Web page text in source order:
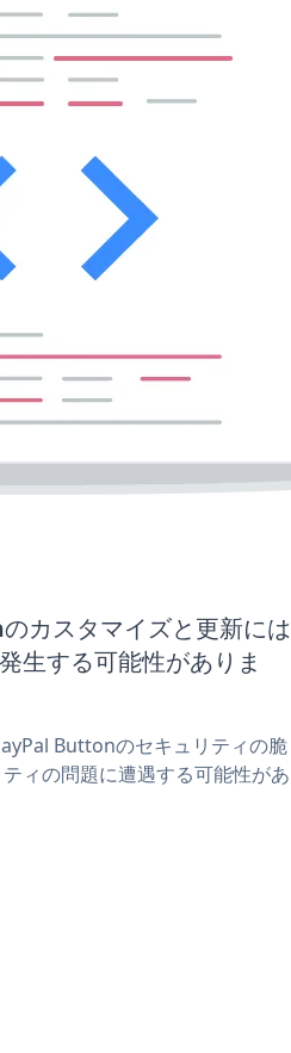
スタマイズと更新には
生する可能性がありま
Buttonのセキュリティの脆
ィの問題に遭遇する可能性があ